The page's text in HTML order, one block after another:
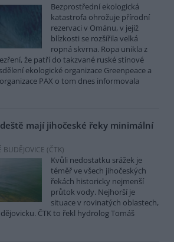
Bezprostřední ekologická
katastrofa ohrožuje přírodní
rezervaci v Ománu, v jejíž
blízkosti se rozšířila velká
ropná skvrna. Ropa unikla z
že patří do takzvané ruské stínové
ekologické organizace Greenpeace a
PAX o tom dnes informovala
mají jihočeské řeky minimální
(ČTK)
Kvůli nedostatku srážek je
téměř ve všech jihočeských
řekách historicky nejmenší
průtok vody. Nejhorší je
situace v rovinatých oblastech,
ČTK to řekl hydrolog Tomáš